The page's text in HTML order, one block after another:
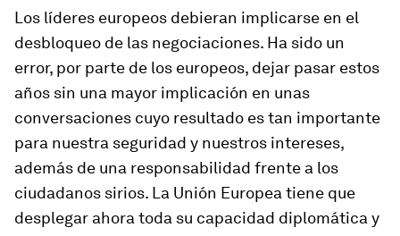
Los líderes europeos debieran implicarse en el
desbloqueo de las negociaciones. Ha sido un
error, por parte de los europeos, dejar pasar estos
años sin una mayor implicación en unas
conversaciones cuyo resultado es tan importante
para nuestra seguridad y nuestros intereses,
además de una responsabilidad frente a los
ciudadanos sirios. La Unión Europea tiene que
desplegar ahora toda su capacidad diplomática y